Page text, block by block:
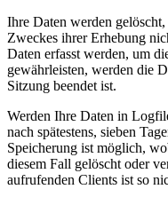
Ihre Daten werden
Zweckes ihrer Erhebung
Daten erfasst werden, um
gewährleisten, werden die
Sitzung beendet ist.
Werden Ihre Daten in
nach spätestens, sieben
Speicherung ist möglich,
diesem Fall gelöscht oder
aufrufenden Clients ist so